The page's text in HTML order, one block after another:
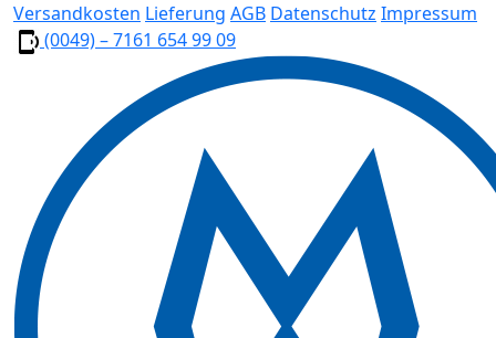
Versandkosten Lieferung AGB Datenschutz Impressum
(0049) – 7161 654 99 09